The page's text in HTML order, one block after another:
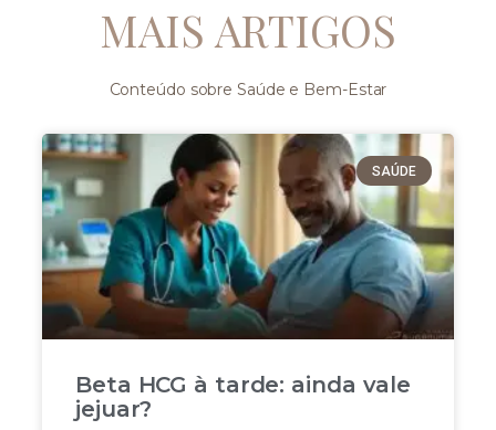
MAIS ARTIGOS
Conteúdo sobre Saúde e Bem-Estar
SAÚDE
Beta HCG à tarde: ainda vale
jejuar?